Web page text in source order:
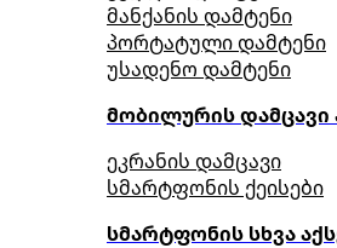
მანქანის დამტენი
პორტატული დამტენი
უსადენო დამტენი
მობილურის დამცავი
ეკრანის დამცავი
სმარტფონის ქეისები
სმარტფონის სხვა